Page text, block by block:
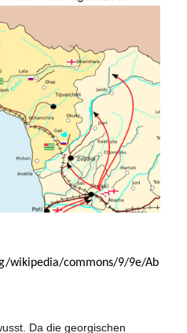
wikipedia/commons/9/9e/Ab
Da die georgischen